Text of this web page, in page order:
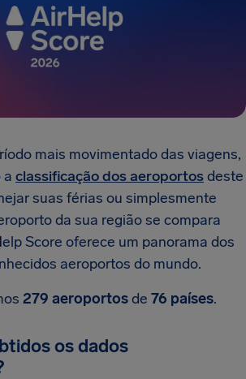
mais movimentado das viagens,
a classificação dos aeroportosdeste
suas férias ou simplesmente
da sua região se compara
Score oferece um panorama dos
aeroportos do mundo.
279 aeroportosde 76 países.
os dados